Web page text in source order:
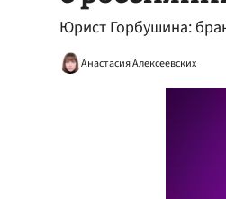
Юрист Горбушина:
Анастасия Алексеевских